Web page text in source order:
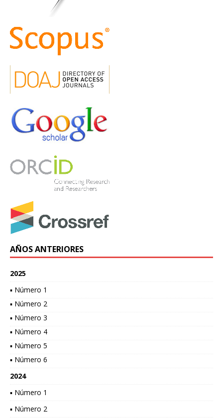
AÑOS ANTERIORES
2025
▪ Número 1
▪ Número 2
▪ Número 3
▪ Número 4
▪ Número 5
▪ Número 6
2024
▪ Número 1
▪ Número 2